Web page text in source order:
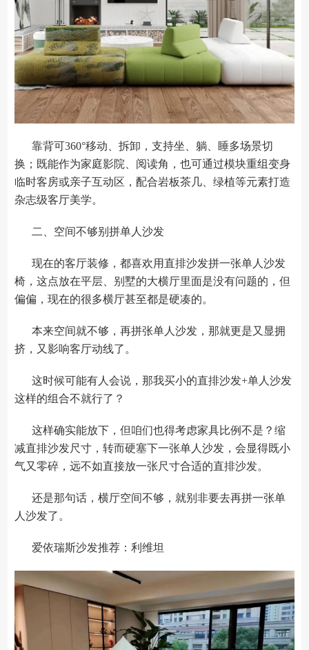
靠背可360°移动、拆卸，支持坐、躺、睡多场景切
换；既能作为家庭影院、阅读角，也可通过模块重组变身
临时客房或亲子互动区，配合岩板茶几、绿植等元素打造
杂志级客厅美学。
二、空间不够别拼单人沙发
现在的客厅装修，都喜欢用直排沙发拼一张单人沙发
椅，这点放在平层、别墅的大横厅里面是没有问题的，但
偏偏，现在的很多横厅甚至都是硬凑的。
本来空间就不够，再拼张单人沙发，那就更是又显拥
挤，又影响客厅动线了。
这时候可能有人会说，那我买小的直排沙发+单人沙发
这样的组合不就行了？
这样确实能放下，但咱们也得考虑家具比例不是？缩
减直排沙发尺寸，转而硬塞下一张单人沙发，会显得既小
气又零碎，远不如直接放一张尺寸合适的直排沙发。
还是那句话，横厅空间不够，就别非要去再拼一张单
人沙发了。
爱依瑞斯沙发推荐：利维坦